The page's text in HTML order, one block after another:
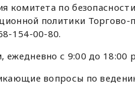
комитета по
политики
154-00-80.
с 9:00 до 18:00
вопросы по